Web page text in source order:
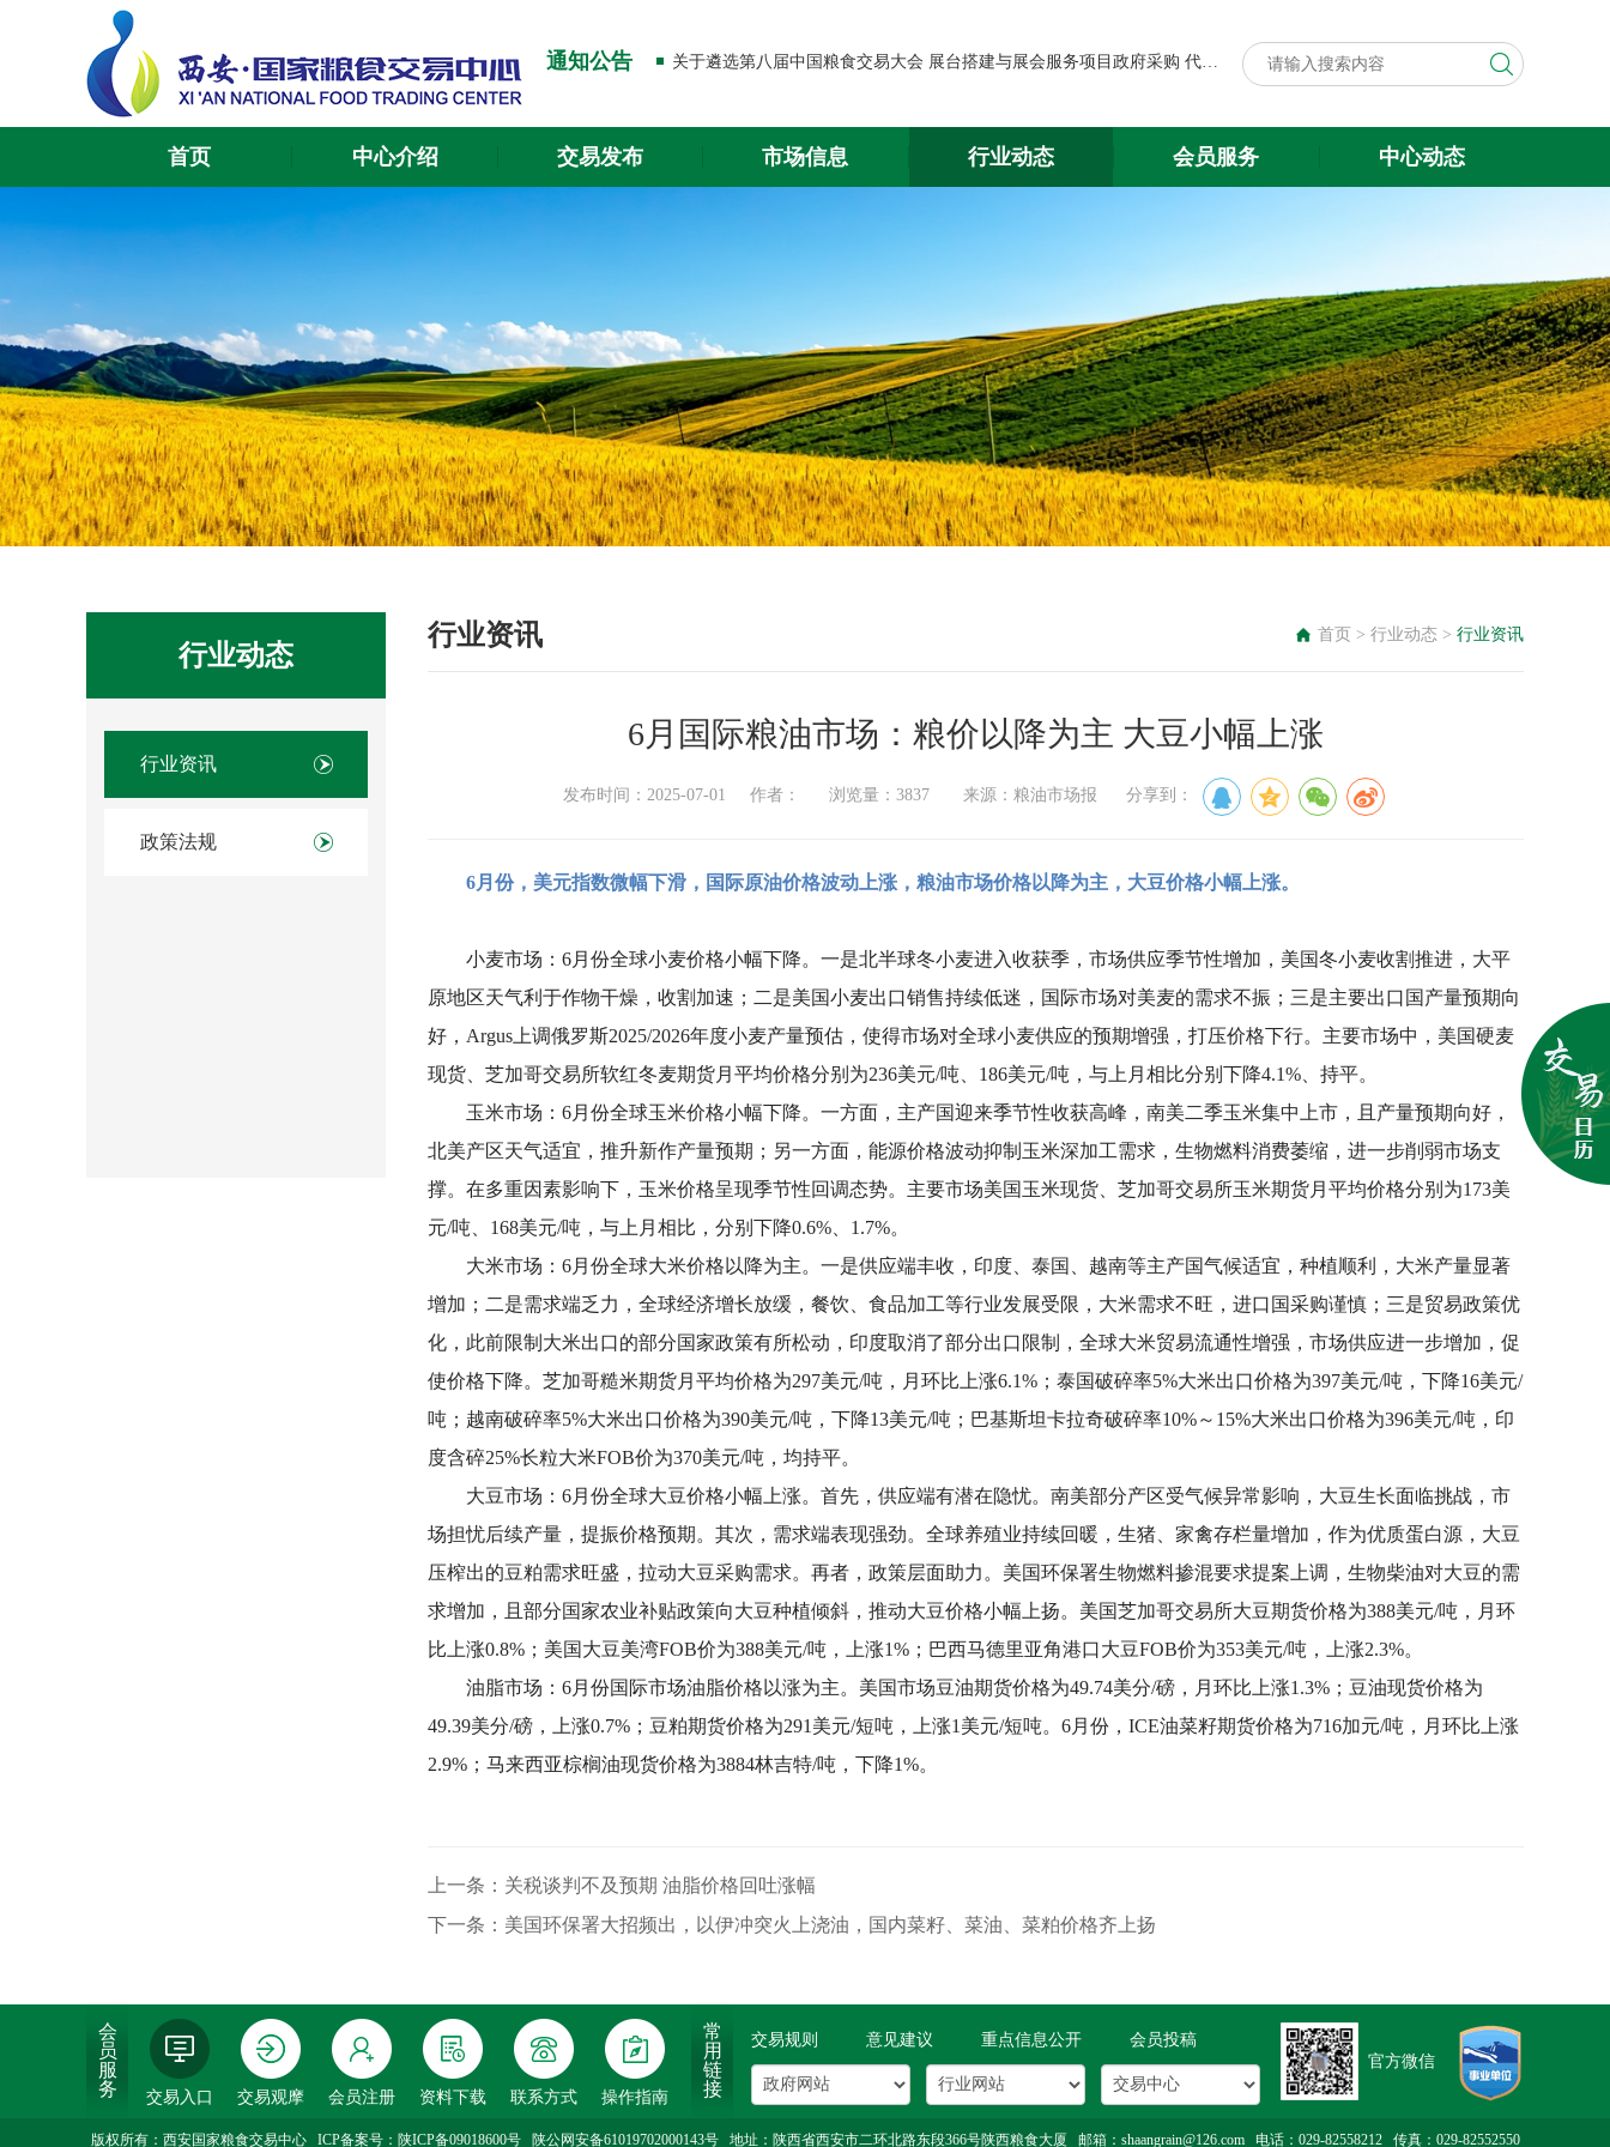
通知公告
关于遴选第八届中国粮食交易大会 展台搭建与展会服务项目政府采购 代理机构的公告
首页 中心介绍 交易发布 市场信息 行业动态 会员服务 中心动态
行业动态
行业资讯
政策法规
行业资讯 首页 > 行业动态 > 行业资讯
6月国际粮油市场：粮价以降为主 大豆小幅上涨
发布时间：2025-07-01 作者： 浏览量：3837 来源：粮油市场报 分享到：
6月份，美元指数微幅下滑，国际原油价格波动上涨，粮油市场价格以降为主，大豆价格小幅上涨。
小麦市场：6月份全球小麦价格小幅下降。一是北半球冬小麦进入收获季，市场供应季节性增加，美国冬小麦收割推进，大平
原地区天气利于作物干燥，收割加速；二是美国小麦出口销售持续低迷，国际市场对美麦的需求不振；三是主要出口国产量预期向
好，Argus上调俄罗斯2025/2026年度小麦产量预估，使得市场对全球小麦供应的预期增强，打压价格下行。主要市场中，美国硬麦
现货、芝加哥交易所软红冬麦期货月平均价格分别为236美元/吨、186美元/吨，与上月相比分别下降4.1%、持平。
玉米市场：6月份全球玉米价格小幅下降。一方面，主产国迎来季节性收获高峰，南美二季玉米集中上市，且产量预期向好，
北美产区天气适宜，推升新作产量预期；另一方面，能源价格波动抑制玉米深加工需求，生物燃料消费萎缩，进一步削弱市场支
撑。在多重因素影响下，玉米价格呈现季节性回调态势。主要市场美国玉米现货、芝加哥交易所玉米期货月平均价格分别为173美
元/吨、168美元/吨，与上月相比，分别下降0.6%、1.7%。
大米市场：6月份全球大米价格以降为主。一是供应端丰收，印度、泰国、越南等主产国气候适宜，种植顺利，大米产量显著
增加；二是需求端乏力，全球经济增长放缓，餐饮、食品加工等行业发展受限，大米需求不旺，进口国采购谨慎；三是贸易政策优
化，此前限制大米出口的部分国家政策有所松动，印度取消了部分出口限制，全球大米贸易流通性增强，市场供应进一步增加，促
使价格下降。芝加哥糙米期货月平均价格为297美元/吨，月环比上涨6.1%；泰国破碎率5%大米出口价格为397美元/吨，下降16美元/
吨；越南破碎率5%大米出口价格为390美元/吨，下降13美元/吨；巴基斯坦卡拉奇破碎率10%～15%大米出口价格为396美元/吨，印
度含碎25%长粒大米FOB价为370美元/吨，均持平。
大豆市场：6月份全球大豆价格小幅上涨。首先，供应端有潜在隐忧。南美部分产区受气候异常影响，大豆生长面临挑战，市
场担忧后续产量，提振价格预期。其次，需求端表现强劲。全球养殖业持续回暖，生猪、家禽存栏量增加，作为优质蛋白源，大豆
压榨出的豆粕需求旺盛，拉动大豆采购需求。再者，政策层面助力。美国环保署生物燃料掺混要求提案上调，生物柴油对大豆的需
求增加，且部分国家农业补贴政策向大豆种植倾斜，推动大豆价格小幅上扬。美国芝加哥交易所大豆期货价格为388美元/吨，月环
比上涨0.8%；美国大豆美湾FOB价为388美元/吨，上涨1%；巴西马德里亚角港口大豆FOB价为353美元/吨，上涨2.3%。
油脂市场：6月份国际市场油脂价格以涨为主。美国市场豆油期货价格为49.74美分/磅，月环比上涨1.3%；豆油现货价格为
49.39美分/磅，上涨0.7%；豆粕期货价格为291美元/短吨，上涨1美元/短吨。6月份，ICE油菜籽期货价格为716加元/吨，月环比上涨
2.9%；马来西亚棕榈油现货价格为3884林吉特/吨，下降1%。
上一条：关税谈判不及预期 油脂价格回吐涨幅
下一条：美国环保署大招频出，以伊冲突火上浇油，国内菜籽、菜油、菜粕价格齐上扬
会
员
服
务
交易入口 交易观摩 会员注册 资料下载 联系方式 操作指南
入会
年
审
登
录
转账
常
用
链
接
交易规则 意见建议 重点信息公开
会员投稿
官方微信
版权所有：西安国家粮食交易中心 ICP备案号： 陕ICP备09018600号 陕公网安备61019702000143号地址：陕西省西安市二环北路东段366号陕西粮食大厦 邮箱：shaangrain@126.com 电话：029-82558212 传真：029-82552550